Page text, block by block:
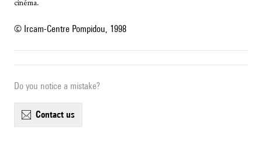
cinéma.
© Ircam-Centre Pompidou, 1998
Do you notice a mistake?
contact us